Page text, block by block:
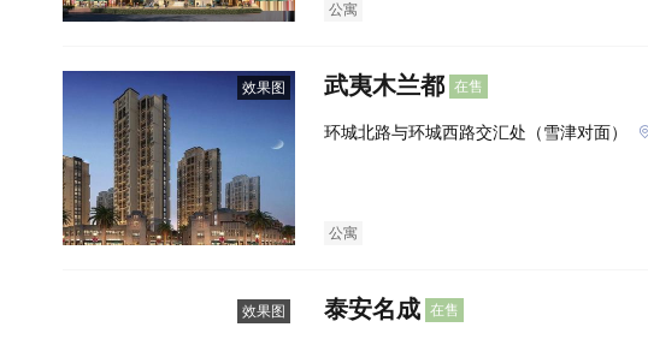
公寓
效果图 武夷木兰都 在售
环城北路与环城西路交汇处（雪津对面）
公寓
效果图 泰安名成 在售